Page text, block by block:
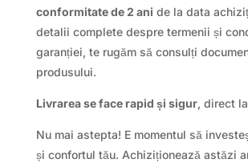
conformitate de 2 ani de la data
detalii complete despre termenii și
garanției, te rugăm să consulți
produsului.
Livrarea se face rapid și sigur, direct
Nu mai astepta! E momentul să
și confortul tău. Achiziționează astăzi